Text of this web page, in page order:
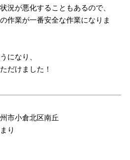
況が悪化することもあるので、
作業が一番安全な作業になりま
になり、
だけました！
市小倉北区南丘
り